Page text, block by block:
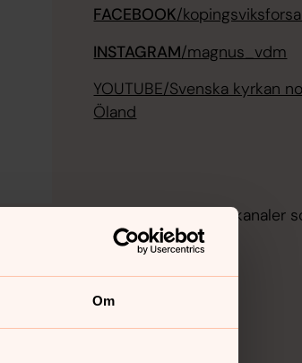
Om
FACEBOOK/
INSTAGRAM/magnus_vdm
YOUTUBE/Svenska kyrkan
Öland
i hemifrån. De sänds i sociala kanaler